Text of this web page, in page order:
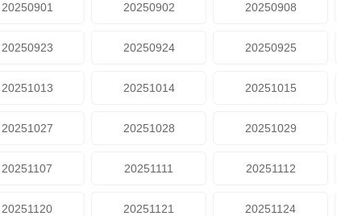
20250901 20250902 20250908
20250923 20250924 20250925
20251013 20251014 20251015
20251027 20251028 20251029
20251107 20251111 20251112
20251120 20251121 20251124